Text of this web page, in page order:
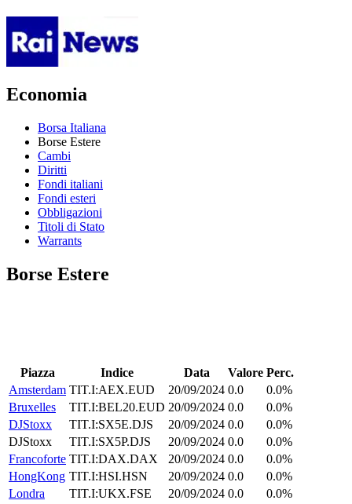
Economia
Borsa Italiana
Borse Estere
Cambi
Diritti
Fondi italiani
Fondi esteri
Obbligazioni
Titoli di Stato
Warrants
Borse Estere
Piazza Indice Data Valore Perc.
Amsterdam TIT.I:AEX.EUD 20/09/2024 0.0
0.0%
Bruxelles
TIT.I:BEL20.EUD 20/09/2024 0.0
0.0%
DJStoxx
TIT.I:SX5E.DJS 20/09/2024 0.0
0.0%
DJStoxx
TIT.I:SX5P.DJS 20/09/2024 0.0
0.0%
Francoforte TIT.I:DAX.DAX 20/09/2024 0.0
0.0%
HongKong TIT.I:HSI.HSN 20/09/2024 0.0
0.0%
Londra
TIT.I:UKX.FSE 20/09/2024 0.0
0.0%